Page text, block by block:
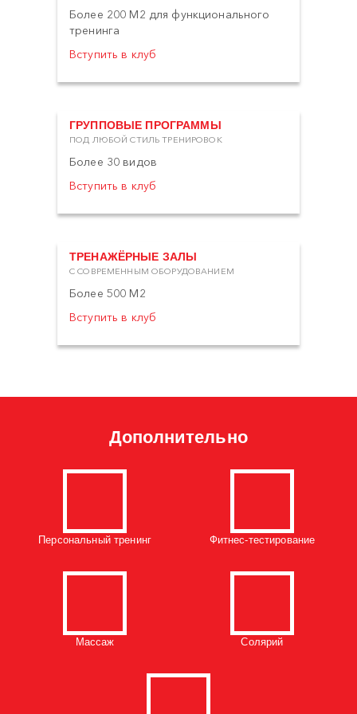
Более 200 М2 для функционального
тренинга
Вступить в клуб
ГРУППОВЫЕ ПРОГРАММЫ
ПОД ЛЮБОЙ СТИЛЬ ТРЕНИРОВОК
Более 30 видов
Вступить в клуб
ТРЕНАЖЁРНЫЕ ЗАЛЫ
С СОВРЕМЕННЫМ ОБОРУДОВАНИЕМ
Более 500 М2
Вступить в клуб
Дополнительно
Персональный тренинг Фитнес-тестирование
Массаж Солярий